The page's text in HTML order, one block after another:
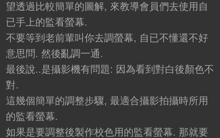
望透過比較簡單的圖解, 來教導會員們去使用自
已手上的監看螢幕.
不要等到老前輩叫你去調螢幕, 自已不懂還不好
意思問. 然後亂調一通.
最後說..是攝影機有問題: 因為看到對白後顏色不
對.
這幾個簡單的調整步驟, 最適合攝影拍攝時所用
的監看螢幕.
如果是要調整後製作校色用的監看螢幕. 那就要